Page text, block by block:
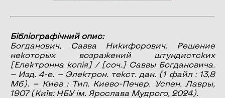
Бібліографічний опис:
Богданович, Савва Никифорович.
Решение
некоторых возражений штундистских
[Електронна копія] / [соч.] Саввы Богдановича.
— Изд. 4-е. — Электрон. текст. дан. (1 файл : 13,8
Мб). — Киев : Тип. Киево-Печер. Успен. Лавры,
1907 (Київ: НБУ ім. Ярослава Мудрого, 2024).